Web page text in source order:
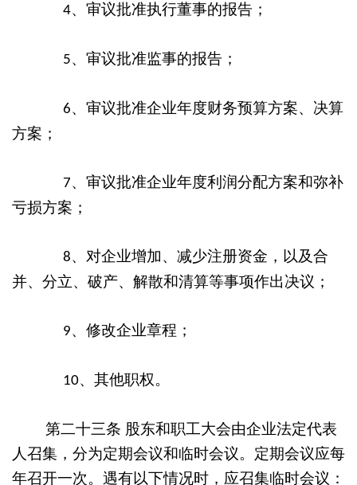
4、审议批准执行董事的报告；
5、审议批准监事的报告；
6、审议批准企业年度财务预算方案、决算
方案；
7、审议批准企业年度利润分配方案和弥补
亏损方案；
8、对企业增加、减少注册资金，以及合
并、分立、破产、解散和清算等事项作出决议；
9、修改企业章程；
10、其他职权。
第二十三条 股东和职工大会由企业法定代表
人召集，分为定期会议和临时会议。定期会议应每
年召开一次。遇有以下情况时，应召集临时会议：